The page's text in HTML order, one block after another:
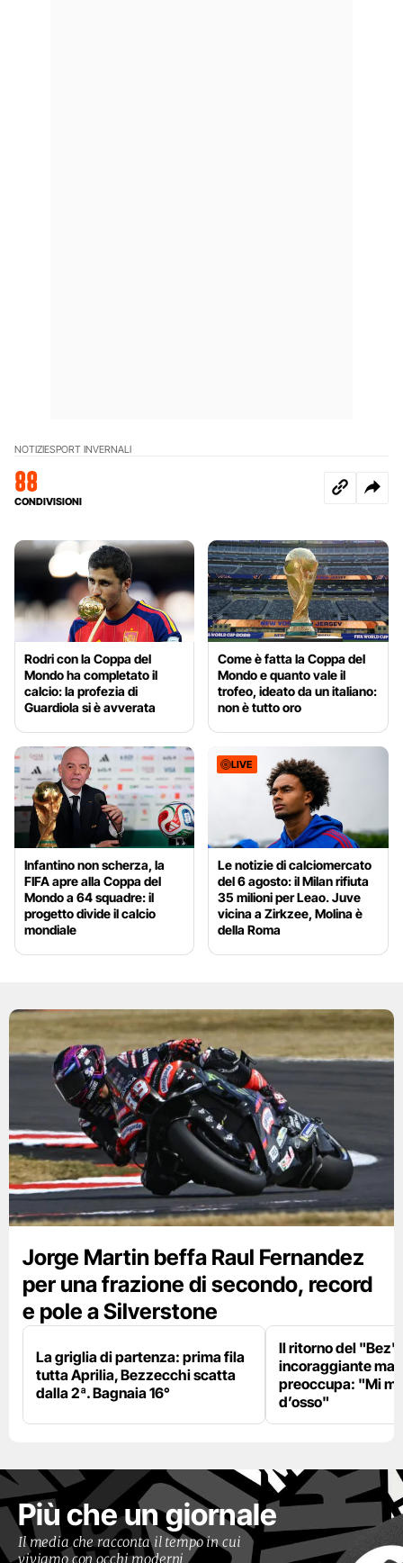
NOTIZIESPORT INVERNALI
88
CONDIVISIONI
Rodri con la Coppa del
Mondo ha completato il
calcio: la profezia di
Guardiola si è avverata
Come è fatta la Coppa del
Mondo e quanto vale il
trofeo, ideato da un italiano:
non è tutto oro
Infantino non scherza, la
FIFA apre alla Coppa del
Mondo a 64 squadre: il
progetto divide il calcio
mondiale
LIVE
Le notizie di calciomercato
del 6 agosto: il Milan rifiuta
35 milioni per Leao. Juve
vicina a Zirkzee, Molina è
della Roma
Jorge Martin beffa Raul Fernandez
per una frazione di secondo, record
e pole a Silverstone
La griglia di partenza: prima fila
tutta Aprilia, Bezzecchi scatta
dalla 2ª. Bagnaia 16°
Il ritorno del "Bez"
incoraggiante ma
preoccupa: "Mi
d’osso"
Più che un giornale
Il media che racconta il tempo in cui
viviamo con occhi moderni